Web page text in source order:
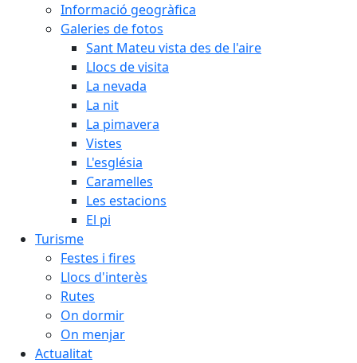
Informació geogràfica
Galeries de fotos
Sant Mateu vista des de l'aire
Llocs de visita
La nevada
La nit
La pimavera
Vistes
L'església
Caramelles
Les estacions
El pi
Turisme
Festes i fires
Llocs d'interès
Rutes
On dormir
On menjar
Actualitat